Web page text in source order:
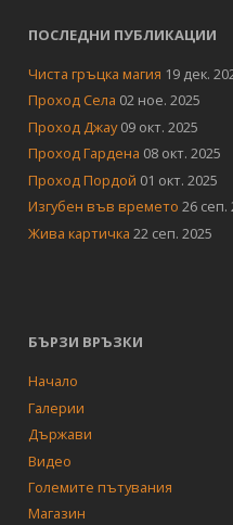
ПОСЛЕДНИ ПУБЛИКАЦИИ
Чиста гръцка магия 19 дек.
Проход Села 02 ное. 2025
Проход Джау 09 окт. 2025
Проход Гардена 08 окт. 2025
Проход Пордой 01 окт. 2025
Изгубен във времето 26 сеп.
Жива картичка 22 сеп. 2025
БЪРЗИ ВРЪЗКИ
Начало
Галерии
Държави
Видео
Големите пътувания
Магазин